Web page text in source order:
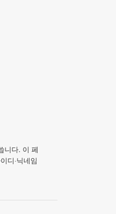
니다. 이 페
디·닉네임